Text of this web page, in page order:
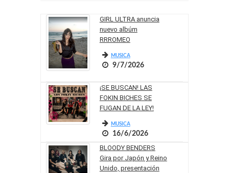
GIRL ULTRA anuncia
nuevo albúm
RRROMEO
MUSICA
9/7/2026
¡SE BUSCAN! LAS
FOKIN BICHES SE
FUGAN DE LA LEY!
MUSICA
16/6/2026
BLOODY BENDERS
Gira por Japón y Reino
Unido, presentación